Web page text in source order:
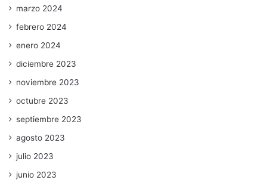
marzo 2024
febrero 2024
enero 2024
diciembre 2023
noviembre 2023
octubre 2023
septiembre 2023
agosto 2023
julio 2023
junio 2023